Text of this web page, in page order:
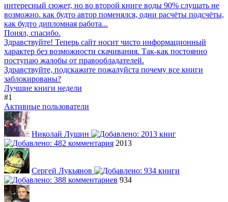
интересный сюжет, но во второй книге воды 90% слушать не
возможно. как будто автор поменялся, одни расчёты подсчёты,
как будто дипломная работа...
Понял, спасибо.
Здравствуйте! Теперь сайт носит чисто информационный
характер без возможности скачивания. Так-как постоянно
поступаю жалобы от правообладателей.
Здравствуйте, подскажите пожалуйста почему все книги
заблокированы?
Лучшие книги недели
#1
Активные пользователи
Николай Лушин
2013
Сергей Лукьянов
934